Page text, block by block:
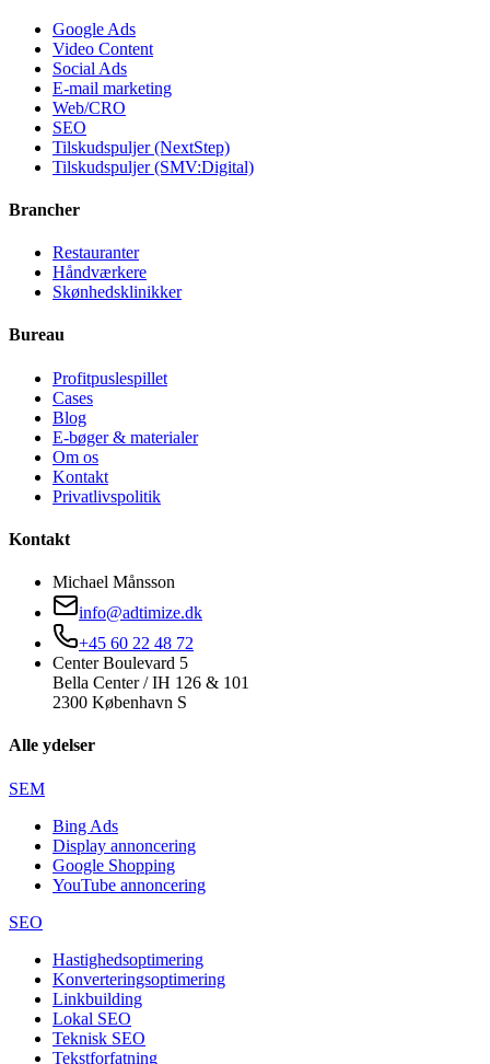
Google Ads
Video Content
Social Ads
E-mail marketing
Web/CRO
SEO
Tilskudspuljer (NextStep)
Tilskudspuljer (SMV:Digital)
Brancher
Restauranter
Håndværkere
Skønhedsklinikker
Bureau
Profitpuslespillet
Cases
Blog
E-bøger & materialer
Om os
Kontakt
Privatlivspolitik
Kontakt
Michael Månsson
info@adtimize.dk
+45 60 22 48 72
Center Boulevard 5
Bella Center / IH 126 & 101
2300 København S
Alle ydelser
SEM
Bing Ads
Display annoncering
Google Shopping
YouTube annoncering
SEO
Hastighedsoptimering
Konverteringsoptimering
Linkbuilding
Lokal SEO
Teknisk SEO
Tekstforfatning